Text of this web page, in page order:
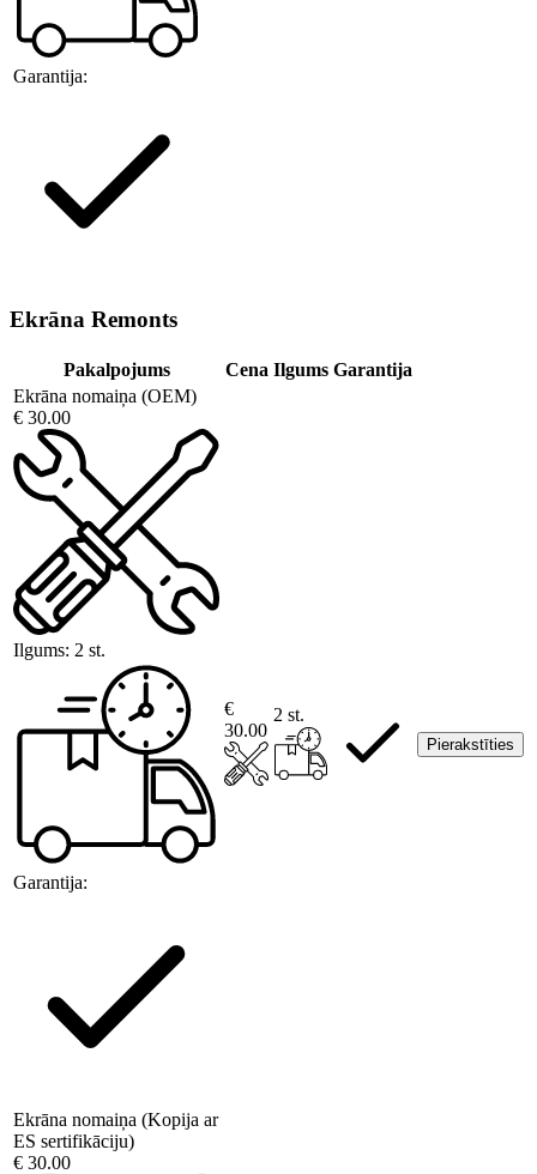
Garantija:
Ekrāna Remonts
Pakalpojums Cena Ilgums Garantija
Ekrāna nomaiņa (OEM)
€ 30.00
Ilgums: 2 st.
Garantija:
€
30.00
2 st.
Pierakstīties
Ekrāna nomaiņa (Kopija ar
ES sertifikāciju)
€ 30.00